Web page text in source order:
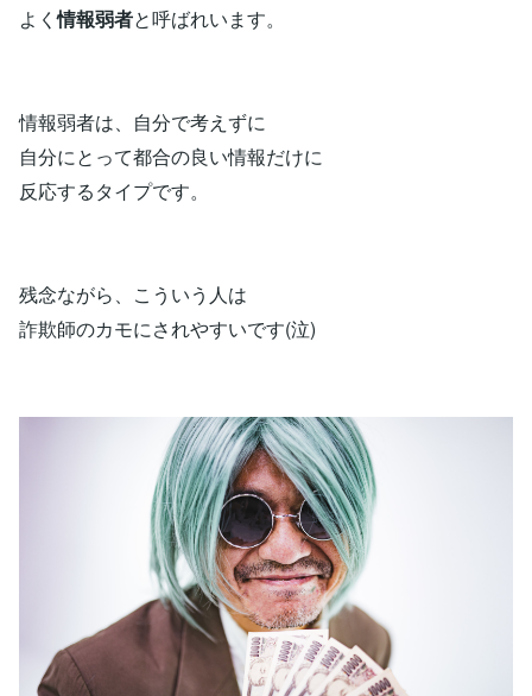
よく情報弱者と呼ばれいます。
情報弱者は、自分で考えずに
自分にとって都合の良い情報だけに
反応するタイプです。
残念ながら、こういう人は
詐欺師のカモにされやすいです(泣)